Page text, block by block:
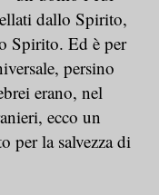
dallo Spirito,
Spirito. Ed è per
persino
erano, nel
ecco un
per la salvezza di